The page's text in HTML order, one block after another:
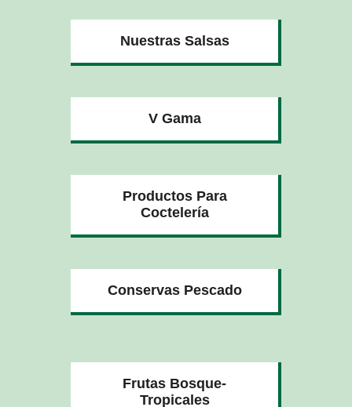
Nuestras Salsas
V Gama
Productos Para
Coctelería
Conservas Pescado
Frutas Bosque-
Tropicales